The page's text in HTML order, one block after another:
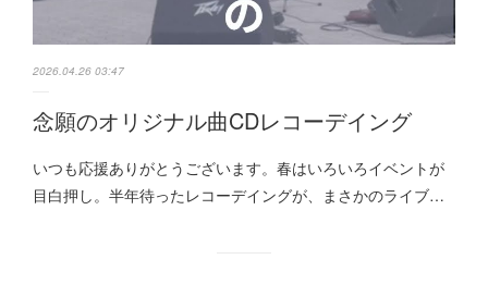
2026.04.26 03:47
念願のオリジナル曲CDレコーデイング
いつも応援ありがとうございます。春はいろいろイベントが
目白押し。半年待ったレコーデイングが、まさかのライブ…